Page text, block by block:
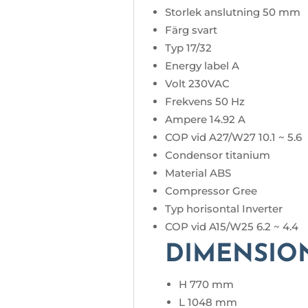
Storlek anslutning 50 mm
Färg svart
Typ 17/32
Energy label A
Volt 230VAC
Frekvens 50 Hz
Ampere 14.92 A
COP vid A27/W27 10.1 ~ 5.6
Condensor titanium
Material ABS
Compressor Gree
Typ horisontal Inverter
COP vid A15/W25 6.2 ~ 4.4
H 770 mm
L 1048 mm